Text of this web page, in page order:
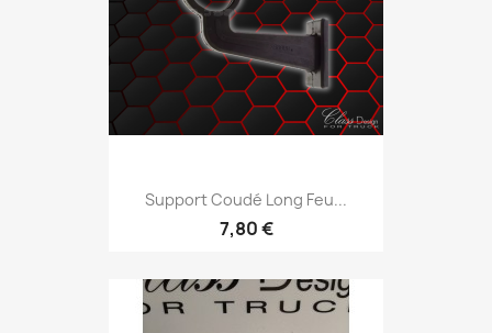
Support Coudé Long Feu...
7,80 €